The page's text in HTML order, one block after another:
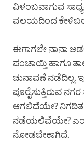
ವಿಳಂಬವಾಗುವ
ವಲಯದಿಂದ
ಈಗಾಗಲೇ ನಾನಾ
ಪಂಚಾಯ್ತಿ ಹಾಗೂ
ಚುನಾವಣೆ ನಡೆದಿಲ್ಲ.
ಪೂರೈಸುತ್ತಿರುವ
ಆಗಲಿದೆಯೇ?
ನಡೆಯಲಿವೆಯೇ?
ನೋಡಬೇಕಾಗಿದೆ.